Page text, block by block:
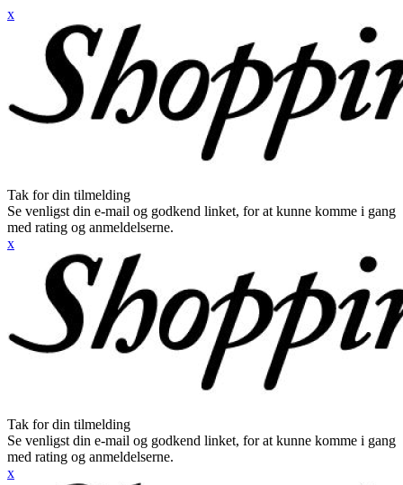
x
Tak for din tilmelding
Se venligst din e-mail og godkend linket, for at kunne komme i gang
med rating og anmeldelserne.
x
Tak for din tilmelding
Se venligst din e-mail og godkend linket, for at kunne komme i gang
med rating og anmeldelserne.
x